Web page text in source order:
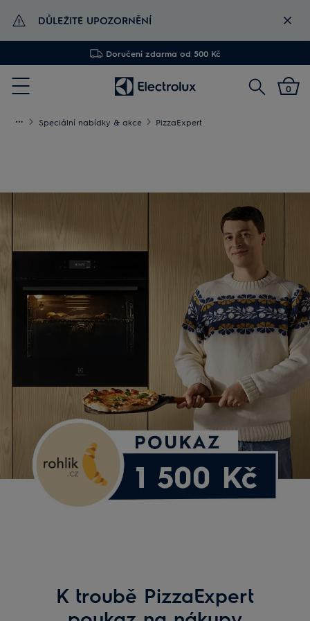
DŮLEŽITÉ UPOZORNĚNÍ
Doručení zdarma od 500 Kč
Menu
Vyhledat
0
Speciální nabídky & akce PizzaExpert
K troubě PizzaExpert